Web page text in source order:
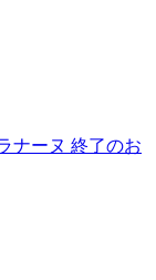
ナーヌ 終了のお